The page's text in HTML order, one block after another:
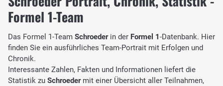
Formel 1-Team
Das Formel 1-Team Schroederin der Formel 1-Datenbank. Hier
finden Sie ein ausführliches Team-Portrait mit Erfolgen und
Chronik.
Interessante Zahlen, Fakten und Informationen liefert die
Statistik zu Schroedermit einer Übersicht aller Teilnahmen,